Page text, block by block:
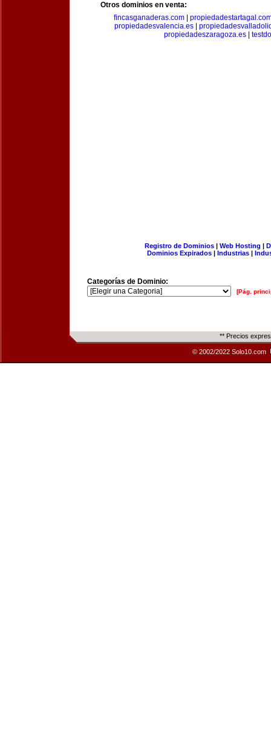
Otros dominios en venta:
fincasganaderas.com|
propiedadesvalencia.es|
propiedadeszaragoza.es|
Registro de Dominios| Web Hosting |
Dominios Expirados | Industrias |
Categorías de Dominio:
[Pág.
** Precios
© 2002/2022 Solo10.com